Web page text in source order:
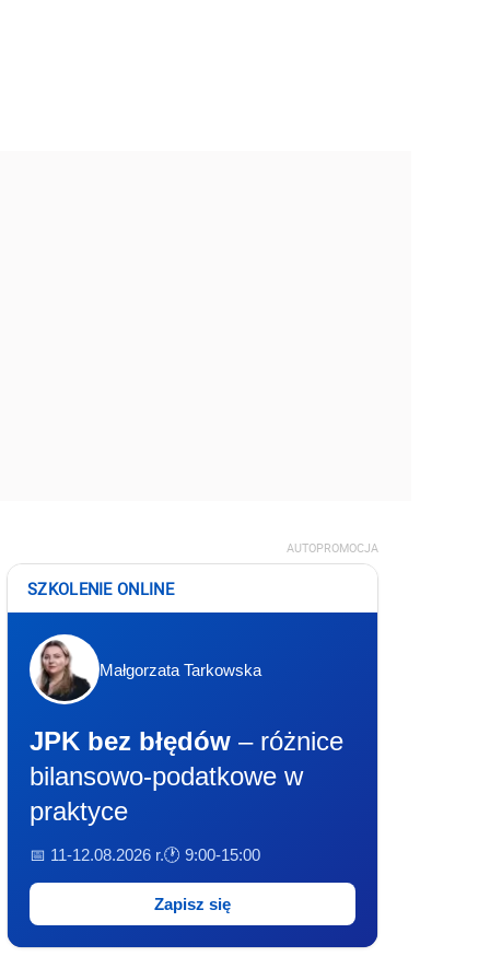
AUTOPROMOCJA
SZKOLENIE ONLINE
Małgorzata Tarkowska
JPK bez błędów – różnice
bilansowo-podatkowe w
praktyce
📅 11-12.08.2026 r.🕐 9:00-15:00
Zapisz się